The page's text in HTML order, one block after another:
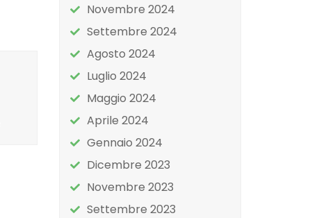
Novembre 2024
Settembre 2024
Agosto 2024
Luglio 2024
Maggio 2024
Aprile 2024
Gennaio 2024
Dicembre 2023
Novembre 2023
Settembre 2023